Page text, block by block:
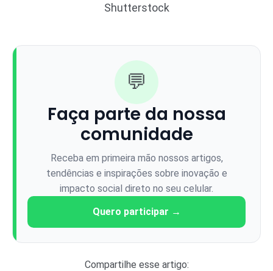
Shutterstock
💬
Faça parte da nossa
comunidade
Receba em primeira mão nossos artigos,
tendências e inspirações sobre inovação e
impacto social direto no seu celular.
Quero participar →
Compartilhe esse artigo: